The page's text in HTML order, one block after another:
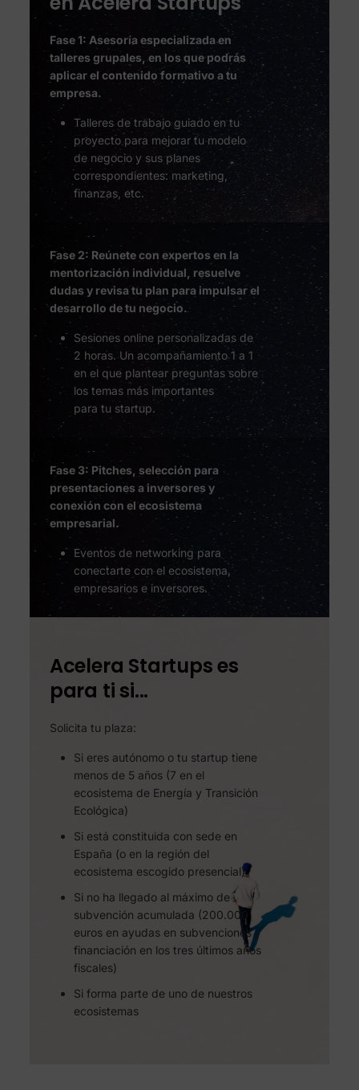
Fase 1: Asesoría especializada en
talleres grupales, en los que podrás
aplicar el contenido formativo a tu
empresa.
Talleres de trabajo guiado en tu
proyecto para mejorar tu modelo
de negocio y sus planes
correspondientes: marketing,
finanzas, etc.
Fase 2: Reúnete con expertos en la
mentorización individual, resuelve
dudas y revisa tu plan para impulsar el
desarrollo de tu negocio.
Sesiones online personalizadas de
2 horas. Un acompañamiento 1 a 1
en el que plantear preguntas sobre
los temas más importantes
para tu startup.
Fase 3: Pitches, selección para
presentaciones a inversores y
conexión con el ecosistema
empresarial.
Eventos de networking para
conectarte con el ecosistema,
empresarios e inversores.
Acelera Startups es
para ti si...
Solicita tu plaza:
Si eres autónomo o tu startup tiene
menos de 5 años (7 en el
ecosistema de Energía y Transición
Ecológica)
Si está constituida con sede en
España (o en la región del
ecosistema escogido presencial)
Si no ha llegado al máximo de
subvención acumulada (200.000
euros en ayudas en subvenciones y
financiación en los tres últimos años
fiscales)
Si forma parte de uno de nuestros
ecosistemas